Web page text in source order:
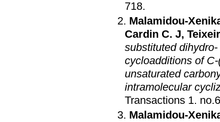
718.
Malamidou-
Cardin C. J,
substituted
cycloadditions of
unsaturated
intramolecular
Transactions 1.
Malamidou-